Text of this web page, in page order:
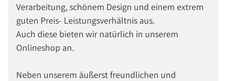
Verarbeitung, schönem Design und einem extrem
guten Preis- Leistungsverhältnis aus.
Auch diese bieten wir natürlich in unserem
Onlineshop an.
Neben unserem äußerst freundlichen und